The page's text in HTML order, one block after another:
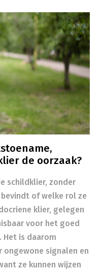
de oorzaak?
schildklier, zonder
of welke rol ze
klier, gelegen
voor het goed
Het is daarom
signalen en
ze kunnen wijzen